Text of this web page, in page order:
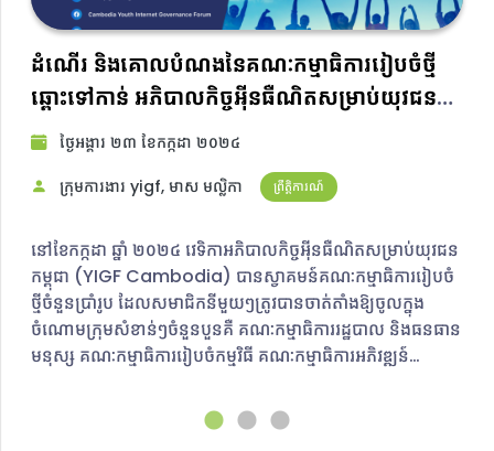
ដំណើរ និងគោលបំណងនៃគណៈកម្មាធិការរៀបចំថ្មី
ឆ្ពោះទៅកាន់ អភិបាលកិច្ចអ៊ីនធឺណិតសម្រាប់យុវជន
កម្ពុជា ២០២៤
ថ្ងៃ​អង្គារ ២៣ ខែ​កក្កដា ២០២៤​
ក្រុមការងារ yigf, មាស មល្លិកា​
ព្រឹត្តិការណ៍
នៅខែកក្កដា ឆ្នាំ ២០២៤ វេទិកាអភិបាលកិច្ចអ៊ីនធឺណិតសម្រាប់យុវជន
កម្ពុជា (YIGF Cambodia) បានស្វាគមន៍គណៈកម្មាធិការរៀបចំ
ថ្មីចំនួនប្រាំរូប ​ដែលសមាជិកនីមួយៗត្រូវបានចាត់តាំងឱ្យចូលក្នុង
ចំណោមក្រុមសំខាន់ៗចំនួនបួនគឺ គណៈកម្មាធិការរដ្ឋបាល និងធនធាន
មនុស្ស គណៈកម្មាធិការរៀបចំកម្មវិធី គណៈកម្មាធិការអភិវឌ្ឍន៍
ជាមួយនឹងគោលដៅ​និងបេសកកម្មច្បាស់លាស់​ គណៈកម្មាធិការថ្មី
ថ្មោងទាំងប្រាំរូបនឹងប្តេជ្ញាចិត្តក្នុងការលើកកម្ពស់ប្រធានបទអភិបាល